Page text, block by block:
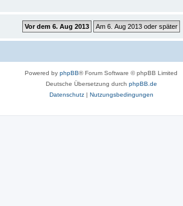
Powered by phpBB® Forum Software © phpBB Limited
Deutsche Übersetzung durch phpBB.de
Datenschutz| Nutzungsbedingungen